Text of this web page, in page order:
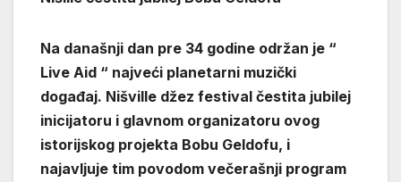
Na današnji dan pre 34 godine održan je “
Live Aid “ najveći planetarni muzički
događaj. Nišville džez festival čestita jubilej
inicijatoru i glavnom organizatoru ovog
istorijskog projekta Bobu Geldofu, i
najavljuje tim povodom večerašnji program